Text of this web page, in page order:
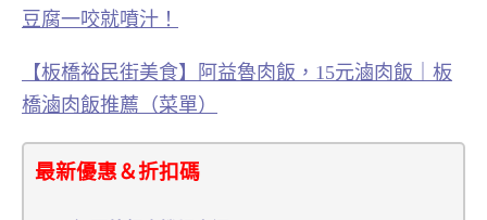
豆腐一咬就噴汁！
【板橋裕民街美食】阿益魯肉飯，15元滷肉飯｜板
橋滷肉飯推薦（菜單）
最新優惠＆折扣碼